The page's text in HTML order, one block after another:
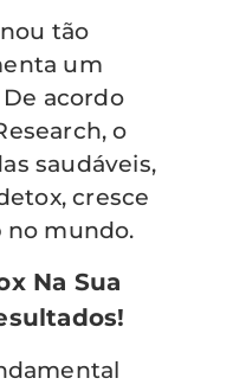
tão
um
acordo
o
saudáveis,
cresce
no mundo.
Na Sua